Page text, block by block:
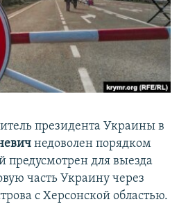
президента Украины в
недоволен порядком
предусмотрен для выезда
часть Украину через
с Херсонской областью.